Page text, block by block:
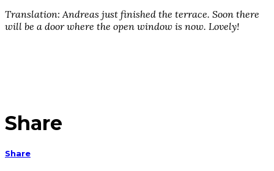
Translation: Andreas just finished the terrace. Soon there
will be a door where the open window is now. Lovely!
Share
Share